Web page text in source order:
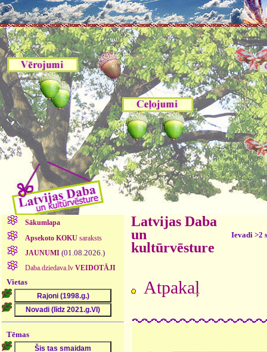
Sākumlapa
Apsekoto KOKUsaraksts
JAUNUMI (01.08.2026.)
Daba.dziedava.lv VEIDOTĀJI
Vietas
Tēmas
Latvijas Daba
un
kultūrvēsture
Ievadi >2
Atpakaļ